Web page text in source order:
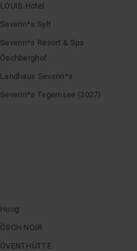
LOUIS Hotel
Severin*s Sylt
Severin*s Resort & Spa
Öschberghof
Landhaus Severin*s
Severin*s Tegernsee (2027)
Hoog
ÖSCH NOIR
ÖVENTHÜTTE